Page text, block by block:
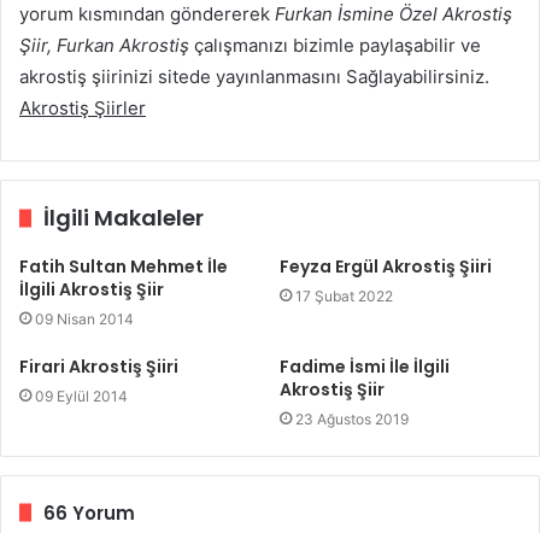
yorum kısmından göndererek Furkan İsmine Özel Akrostiş
Şiir, Furkan Akrostiş çalışmanızı bizimle paylaşabilir ve
akrostiş şiirinizi sitede yayınlanmasını Sağlayabilirsiniz.
Akrostiş Şiirler
İlgili Makaleler
Fatih Sultan Mehmet İle
İlgili Akrostiş Şiir
09 Nisan 2014
Feyza Ergül Akrostiş Şiiri
17 Şubat 2022
Firari Akrostiş Şiiri
09 Eylül 2014
Fadime İsmi İle İlgili
Akrostiş Şiir
23 Ağustos 2019
66 Yorum